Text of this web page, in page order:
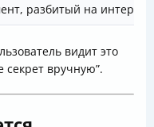
разбитый на
видит это
секрет вручную”.